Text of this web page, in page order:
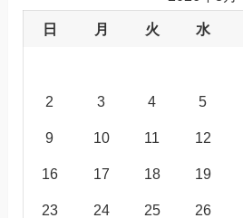
日 月 火 水
2 3 4 5
9 10 11 12
16 17 18 19
23 24 25 26